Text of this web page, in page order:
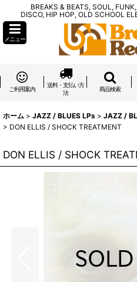
BREAKS & BEATS, SOUL,
DISCO, HIP HOP, OLD SCHOOL
メニュー
ご利用案内
送料・支払い方
法
商品検索
ホーム > JAZZ / BLUES LPs > JAZZ /
> DON ELLIS / SHOCK TREATMENT
DON ELLIS / SHOCK